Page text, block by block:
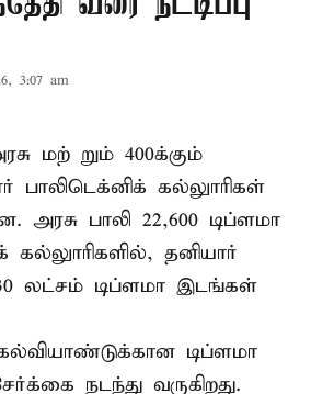
3:07 am
மற் றும் 400க்கும்
பாலிடெக்னிக் கல்லுாரிகள்
அரசு பாலி 22,600 டிப்ளமா
தனியார்
லட்சம் டிப்ளமா இடங்கள்
டிப்ளமா
நடந்து வருகிறது.